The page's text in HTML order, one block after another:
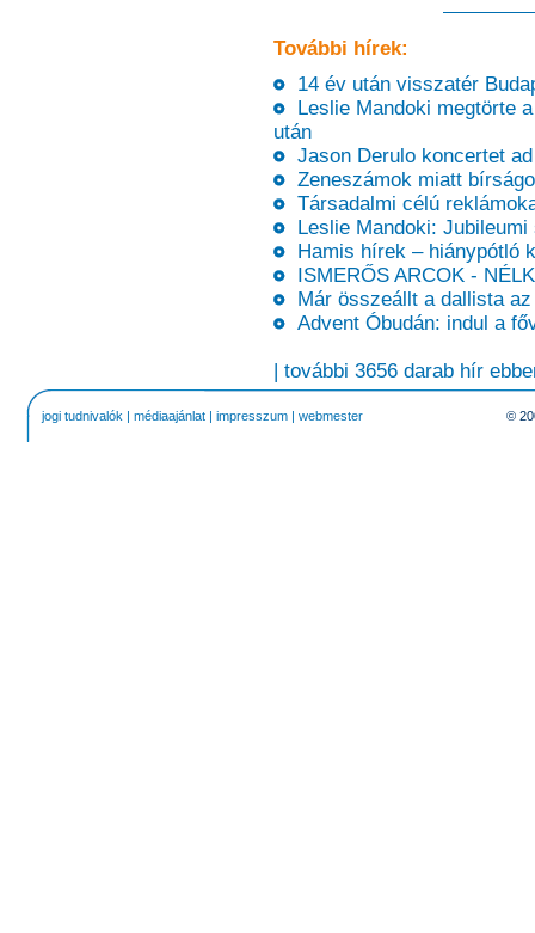
További hírek:
14 év után visszatér
Leslie Mandoki megtörte a
után
Jason Derulo koncertet ad
Zeneszámok miatt
Társadalmi célú
Leslie Mandoki: Jubileumi
Hamis hírek – hiánypótló
ISMERŐS ARCOK -
Már összeállt a dallista az
Advent Óbudán: indul a
| további 3656 darab hír
jogi tudnivalók | médiaajánlat | impresszum | webmester ©